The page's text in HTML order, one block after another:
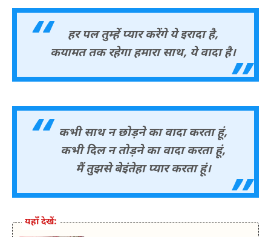
हर पल तुम्हें प्यार करेंगे ये इरादा है,
कयामत तक रहेगा हमारा साथ, ये वादा है।
कभी साथ न छोड़ने का वादा करता हूं,
कभी दिल न तोड़ने का वादा करता हूं,
मैं तुझसे बेइंतेहा प्यार करता हूं।
यहाँ देखें: